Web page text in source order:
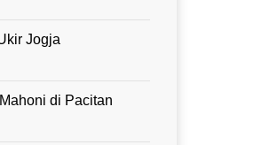
Jogja
di Pacitan